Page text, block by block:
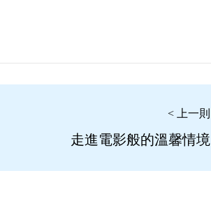
< 上一則
走進電影般的溫馨情境